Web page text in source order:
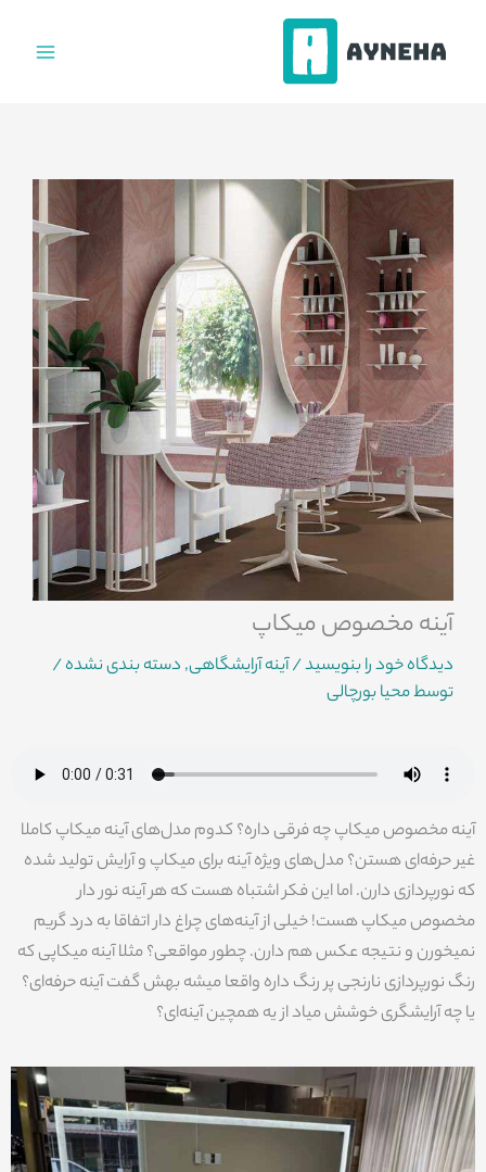
آینه مخصوص میکاپ
دیدگاه‌ خود را بنویسید/آینه آرایشگاهی,دسته بندی نشده/
توسطمحیا بورچالی
آینه مخصوص میکاپ چه فرقی داره؟ کدوم مدل‌های آینه میکاپ کاملا
غیر حرفه‌ای هستن؟ مدل‌های ویژه آینه برای میکاپ و آرایش تولید شده
که نورپردازی دارن. اما این فکر اشتباه هست که هر آینه نور دار
مخصوص میکاپ هست! خیلی از آینه‌های چراغ دار اتفاقا به درد گریم
نمیخورن و نتیجه عکس هم دارن. چطور مواقعی؟ مثلا آینه میکاپی که
رنگ نورپردازی نارنجی پر رنگ داره واقعا میشه بهش گفت آینه حرفه‌ای؟
یا چه آرایشگری خوشش میاد از یه همچین آینه‌ای؟